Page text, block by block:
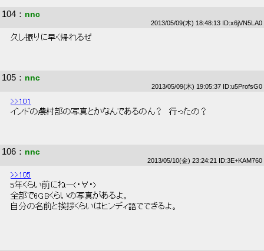
104 ： nnc
2013/05/09(木) 18:48:13 ID:x6jVN5LA0
久し振りに早く帰れるぜ
105 ： nnc
2013/05/09(木) 19:05:37 ID:u5ProfsG0
>>101
インドの農村部の写真とかなんであるのん？　行ったの？
106 ： nnc
2013/05/10(金) 23:24:21 ID:3E+KAM760
>>105
5年くらい前にねー(・∀・)
全部で6GBくらいの写真があるよ。
自分の名前と挨拶くらいはヒンディ語でできるよ。